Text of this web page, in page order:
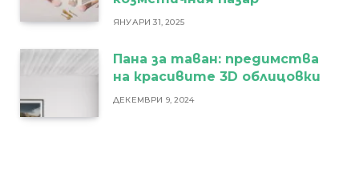
ЯНУАРИ 31, 2025
Пана за таван: предимства
на красивите 3D облицовки
ДЕКЕМВРИ 9, 2024